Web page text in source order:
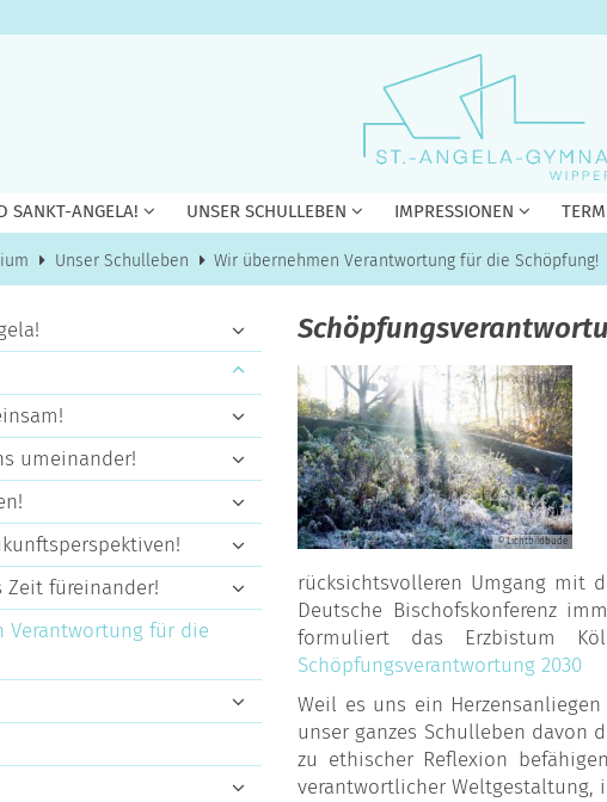
SANKT-ANGELA! UNSER SCHULLEBEN IMPRESSIONEN
Unser Schulleben Wir übernehmen Verantwortung für die Schöpfung!
© Lichtbildbude
rücksichtsvolleren Umgang mit
Deutsche Bischofskonferenz
formuliert das Erzbistum
Schöpfungsverantwortung 2030
Weil es uns ein
unser ganzes Schulleben davon
zu ethischer Reflexion
verantwortlicher Weltgestaltung,
umeinander!
Zeit füreinander!
Verantwortung für die